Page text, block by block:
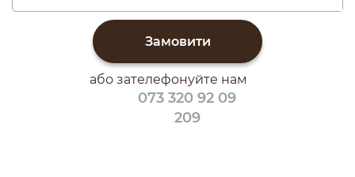
Замовити
або зателефонуйте нам
073 320 92 09
209